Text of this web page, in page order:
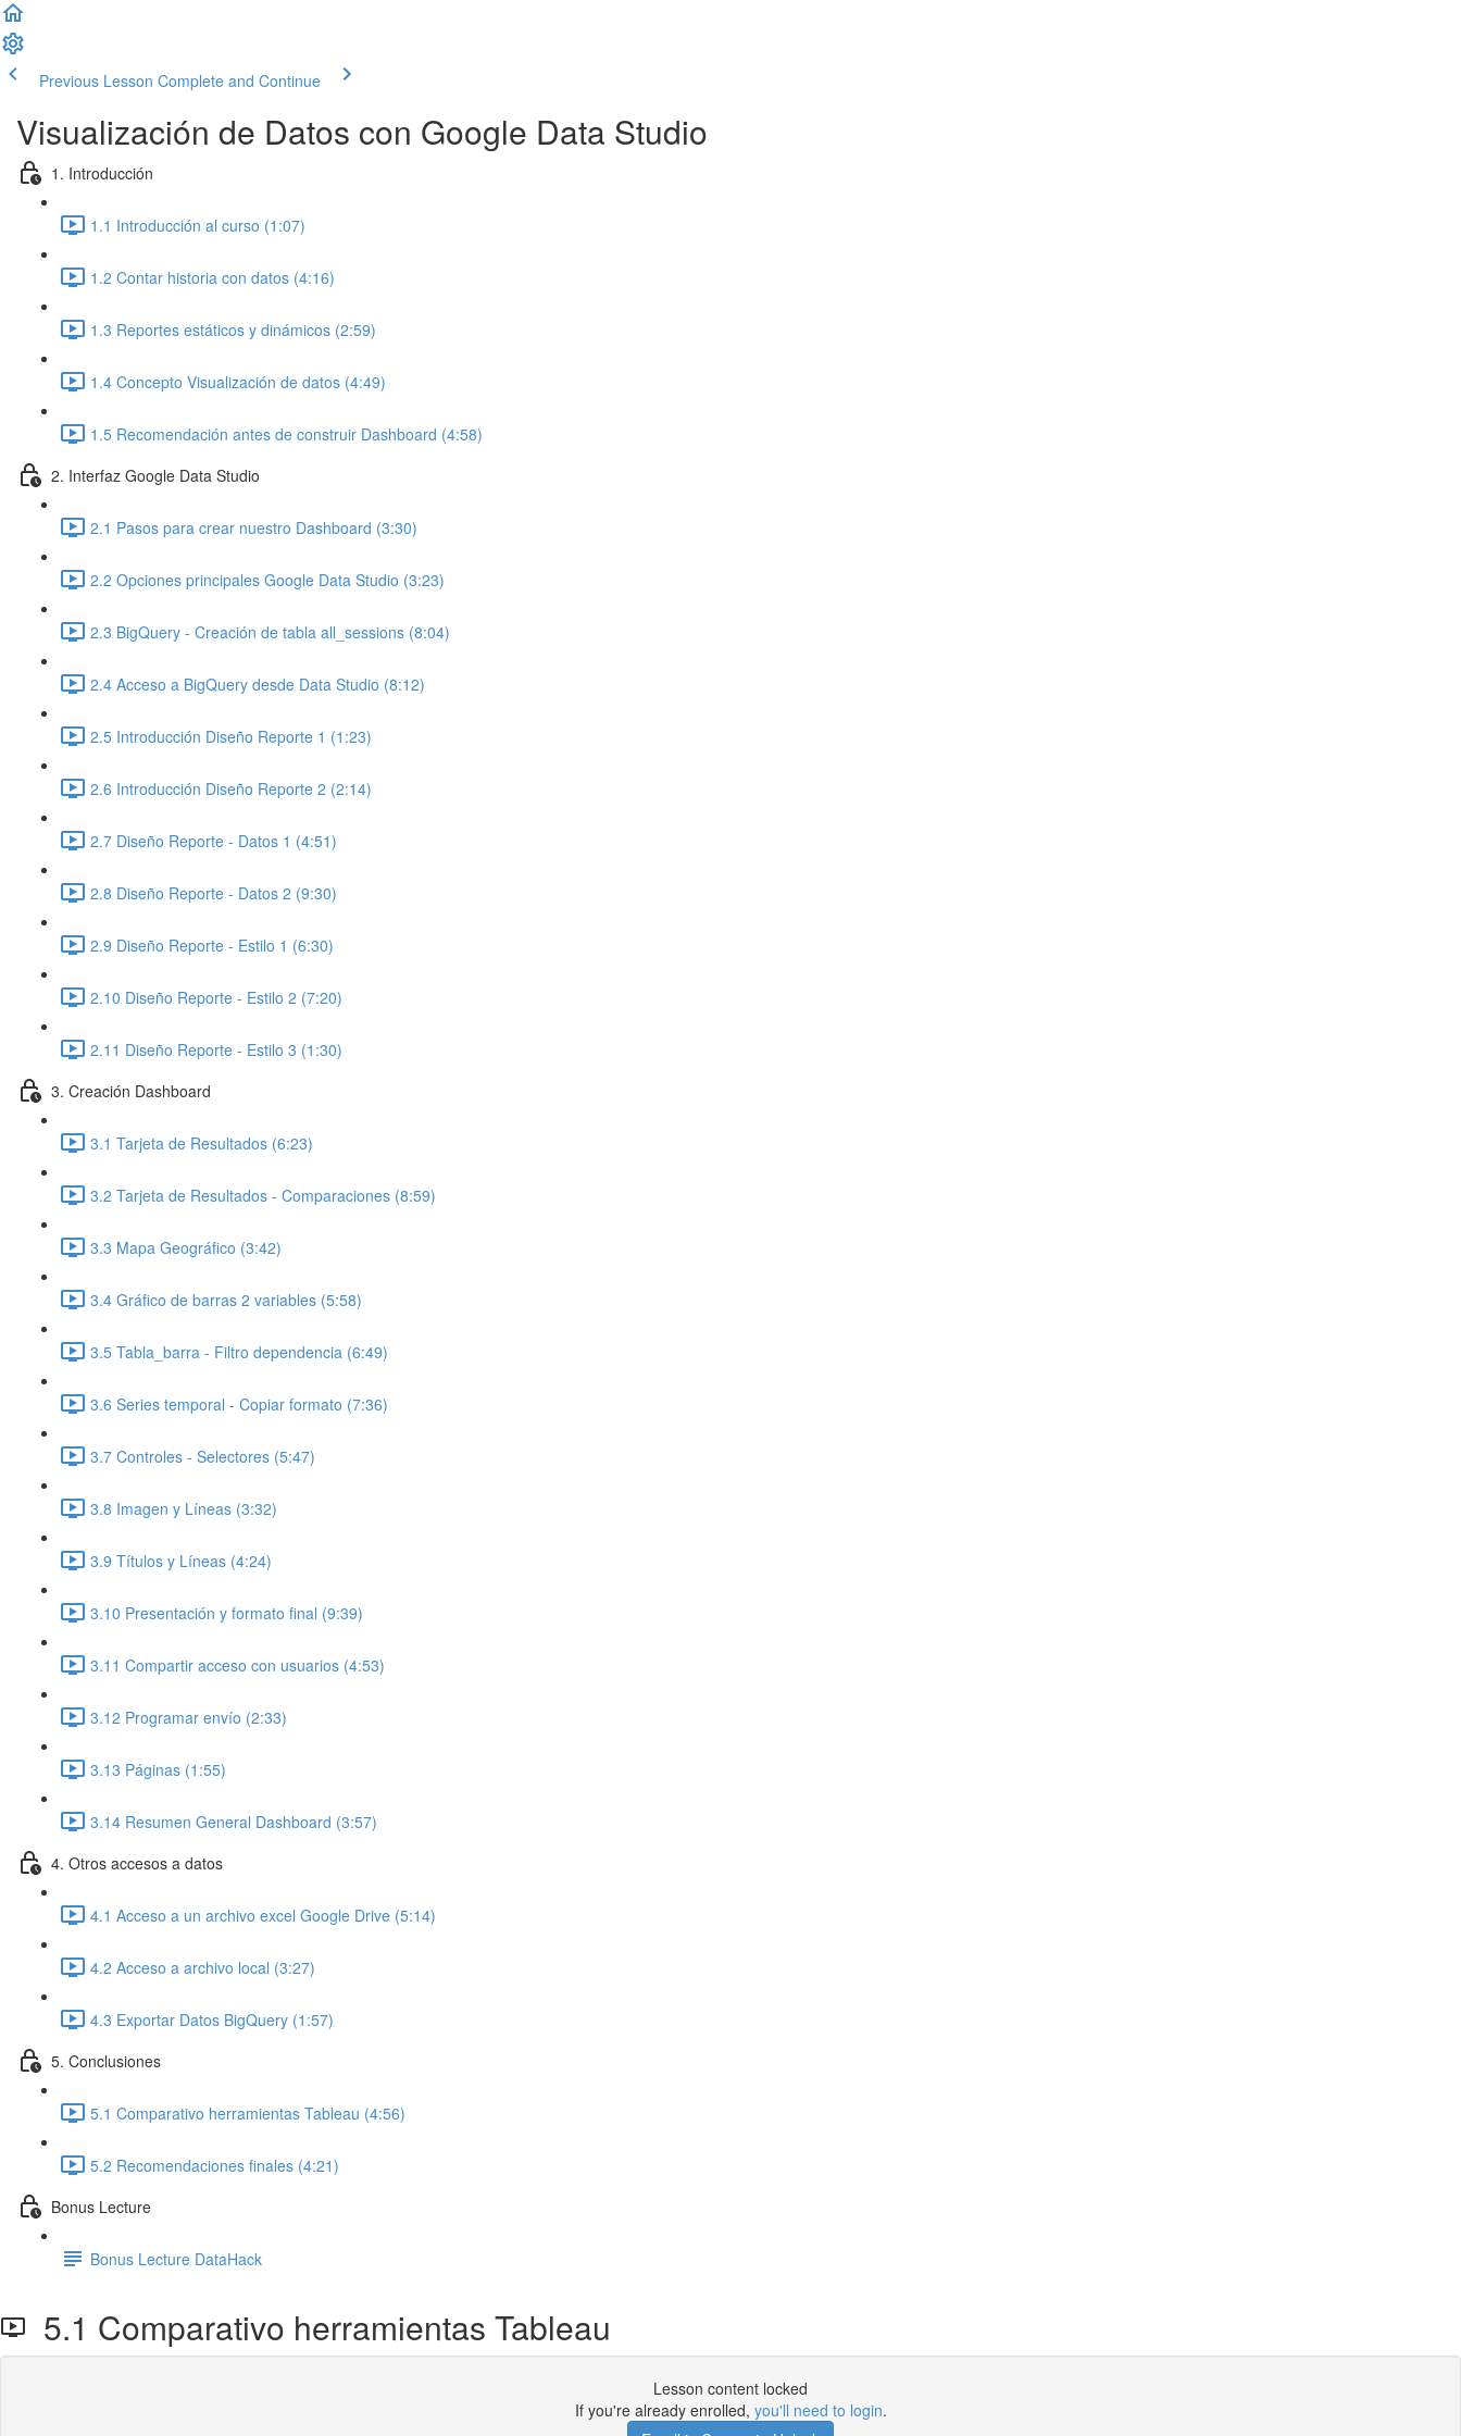
Previous Lesson Complete and Continue
Visualización de Datos con Google Data Studio
1. Introducción
1.1 Introducción al curso (1:07)
1.2 Contar historia con datos (4:16)
1.3 Reportes estáticos y dinámicos (2:59)
1.4 Concepto Visualización de datos (4:49)
1.5 Recomendación antes de construir Dashboard (4:58)
2. Interfaz Google Data Studio
2.1 Pasos para crear nuestro Dashboard (3:30)
2.2 Opciones principales Google Data Studio (3:23)
2.3 BigQuery - Creación de tabla all_sessions (8:04)
2.4 Acceso a BigQuery desde Data Studio (8:12)
2.5 Introducción Diseño Reporte 1 (1:23)
2.6 Introducción Diseño Reporte 2 (2:14)
2.7 Diseño Reporte - Datos 1 (4:51)
2.8 Diseño Reporte - Datos 2 (9:30)
2.9 Diseño Reporte - Estilo 1 (6:30)
2.10 Diseño Reporte - Estilo 2 (7:20)
2.11 Diseño Reporte - Estilo 3 (1:30)
3. Creación Dashboard
3.1 Tarjeta de Resultados (6:23)
3.2 Tarjeta de Resultados - Comparaciones (8:59)
3.3 Mapa Geográfico (3:42)
3.4 Gráfico de barras 2 variables (5:58)
3.5 Tabla_barra - Filtro dependencia (6:49)
3.6 Series temporal - Copiar formato (7:36)
3.7 Controles - Selectores (5:47)
3.8 Imagen y Líneas (3:32)
3.9 Títulos y Líneas (4:24)
3.10 Presentación y formato final (9:39)
3.11 Compartir acceso con usuarios (4:53)
3.12 Programar envío (2:33)
3.13 Páginas (1:55)
3.14 Resumen General Dashboard (3:57)
4. Otros accesos a datos
4.1 Acceso a un archivo excel Google Drive (5:14)
4.2 Acceso a archivo local (3:27)
4.3 Exportar Datos BigQuery (1:57)
5. Conclusiones
5.1 Comparativo herramientas Tableau (4:56)
5.2 Recomendaciones finales (4:21)
Bonus Lecture
Bonus Lecture DataHack
5.1 Comparativo herramientas Tableau
Lesson content locked
If you're already enrolled, you'll need to login.